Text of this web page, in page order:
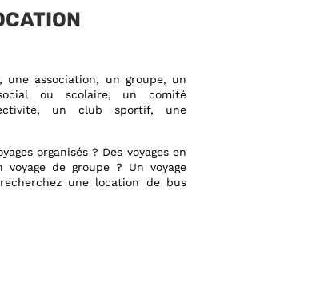
une association, un groupe, un
social ou scolaire, un comité
un club sportif, une
organisés ? Des voyages en
voyage de groupe ? Un voyage
une location de bus